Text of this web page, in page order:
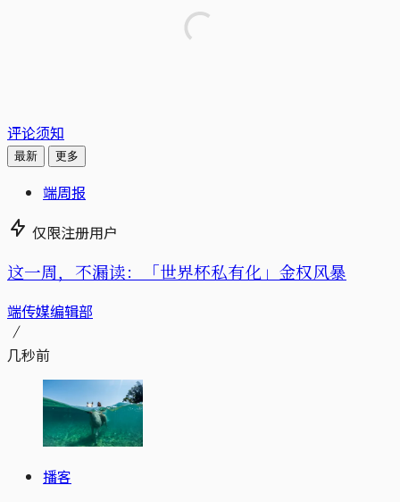
评论须知
最新 更多
端周报
仅限注册用户
这一周，不漏读：「世界杯私有化」金权风暴
端传媒编辑部
几秒前
播客